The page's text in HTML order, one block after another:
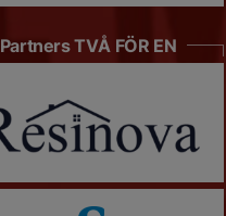
Partners TVÅ FÖR EN